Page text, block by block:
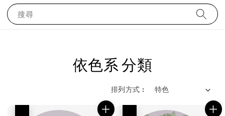
搜尋
依色系 分類
排列方式 :